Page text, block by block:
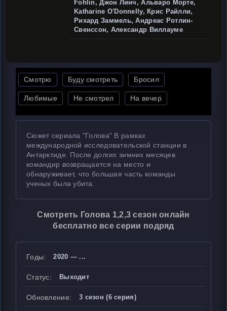
Fohlin, Джон Линч, Альваро Морте,
Katharine O'Donnelly, Крис Райлли,
Рихард Заммель, Андреас Ротлин-
Свенссон, Александр Виллауме
Смотрю Буду смотреть Бросил
Любимые Не смотрел На вечер
Сюжет сериала "Голова" В рамках
международной исследовательской станции в
Антарктиде. После долгих зимних месяцев
командир возвращается на место и
обнаруживает, что большая часть команды
ученых была убита.
Смотреть Голова 1,2,3 сезон онлайн
бесплатно все серии подряд
Годы: 2020 — ...
Статус: Выходит
Обновление: 3 сезон (6 серия)